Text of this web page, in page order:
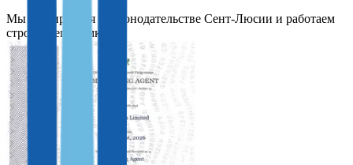
Мы разбираемся в законодательстве Сент-Люсии и работаем
строго в его рамках.